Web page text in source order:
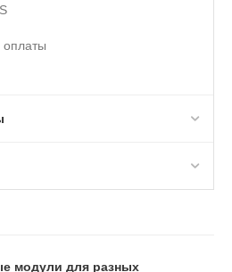
модули для разных